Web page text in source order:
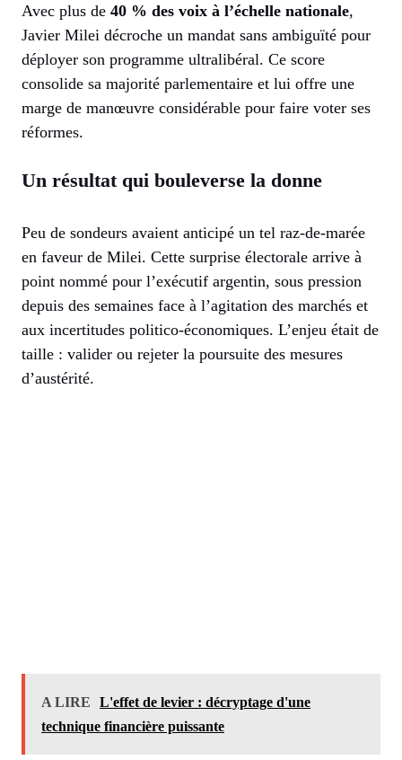
Avec plus de 40 % des voix à l’échelle nationale,
Javier Milei décroche un mandat sans ambiguïté pour
déployer son programme ultralibéral. Ce score
consolide sa majorité parlementaire et lui offre une
marge de manœuvre considérable pour faire voter ses
réformes.
Un résultat qui bouleverse la donne
Peu de sondeurs avaient anticipé un tel raz-de-marée
en faveur de Milei. Cette surprise électorale arrive à
point nommé pour l’exécutif argentin, sous pression
depuis des semaines face à l’agitation des marchés et
aux incertitudes politico-économiques. L’enjeu était de
taille : valider ou rejeter la poursuite des mesures
d’austérité.
A LIRE
L'effet de levier : décryptage d'une
technique financière puissante